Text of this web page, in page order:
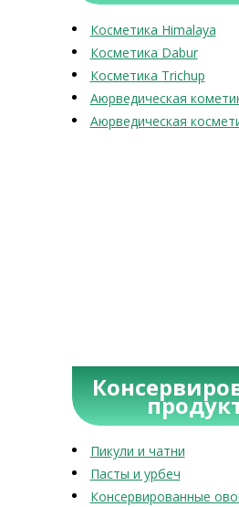
Косметика Himalaya
Косметика Dabur
Косметика Trichup
Аюрведическая
Аюрведическая
Пикули и чатни
Пасты и урбеч
Консервированные